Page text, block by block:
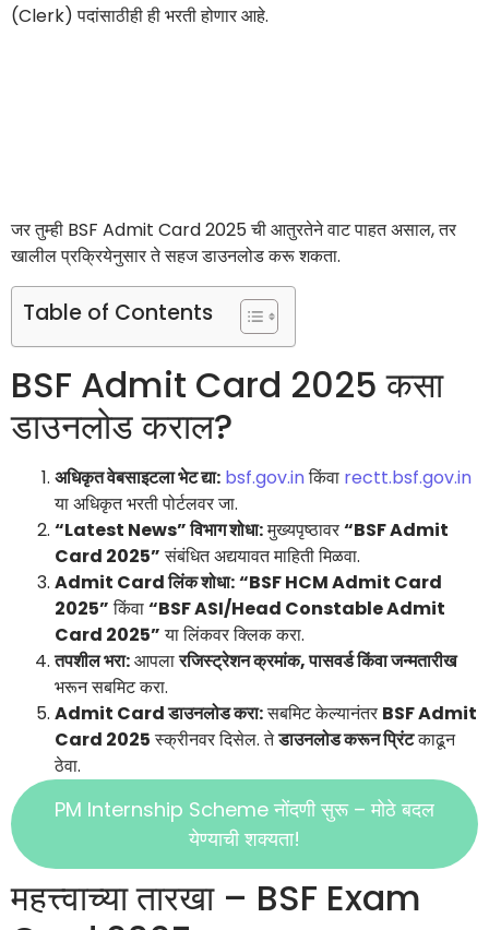
(Clerk) पदांसाठीही ही भरती होणार आहे.
जर तुम्ही BSF Admit Card 2025 ची आतुरतेने वाट पाहत असाल, तर
खालील प्रक्रियेनुसार ते सहज डाउनलोड करू शकता.
Table of Contents
BSF Admit Card 2025 कसा
डाउनलोड कराल?
अधिकृत वेबसाइटला भेट द्या: bsf.gov.inकिंवा rectt.bsf.gov.in
या अधिकृत भरती पोर्टलवर जा.
“Latest News” विभाग शोधा:मुख्यपृष्ठावर“BSF Admit
Card 2025”संबंधित अद्ययावत माहिती मिळवा.
Admit Card लिंक शोधा:“BSF HCM Admit Card
2025”किंवा“BSF ASI/Head Constable Admit
Card 2025”या लिंकवर क्लिक करा.
तपशील भरा:आपलारजिस्ट्रेशन क्रमांक, पासवर्ड किंवा जन्मतारीख
भरून सबमिट करा.
Admit Card डाउनलोड करा:सबमिट केल्यानंतर BSF Admit
Card 2025स्क्रीनवर दिसेल. तेडाउनलोड करून प्रिंटकाढून
ठेवा.
PM Internship Scheme नोंदणी सुरू – मोठे बदल
येण्याची शक्यता!
महत्त्वाच्या तारखा – BSF Exam